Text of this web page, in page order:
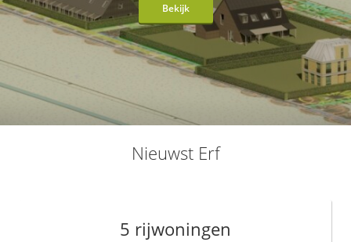
Bekijk
Nieuwst Erf
5 rijwoningen